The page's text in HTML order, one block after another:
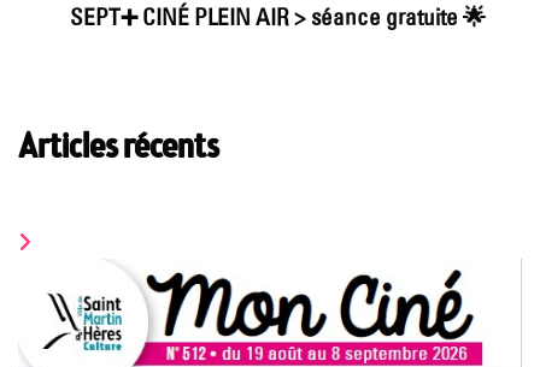
SEPT➕ CINÉ PLEIN AIR > séance gratuite 🌟
Articles récents